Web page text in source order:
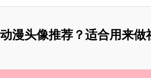
漫头像推荐？适合用来做